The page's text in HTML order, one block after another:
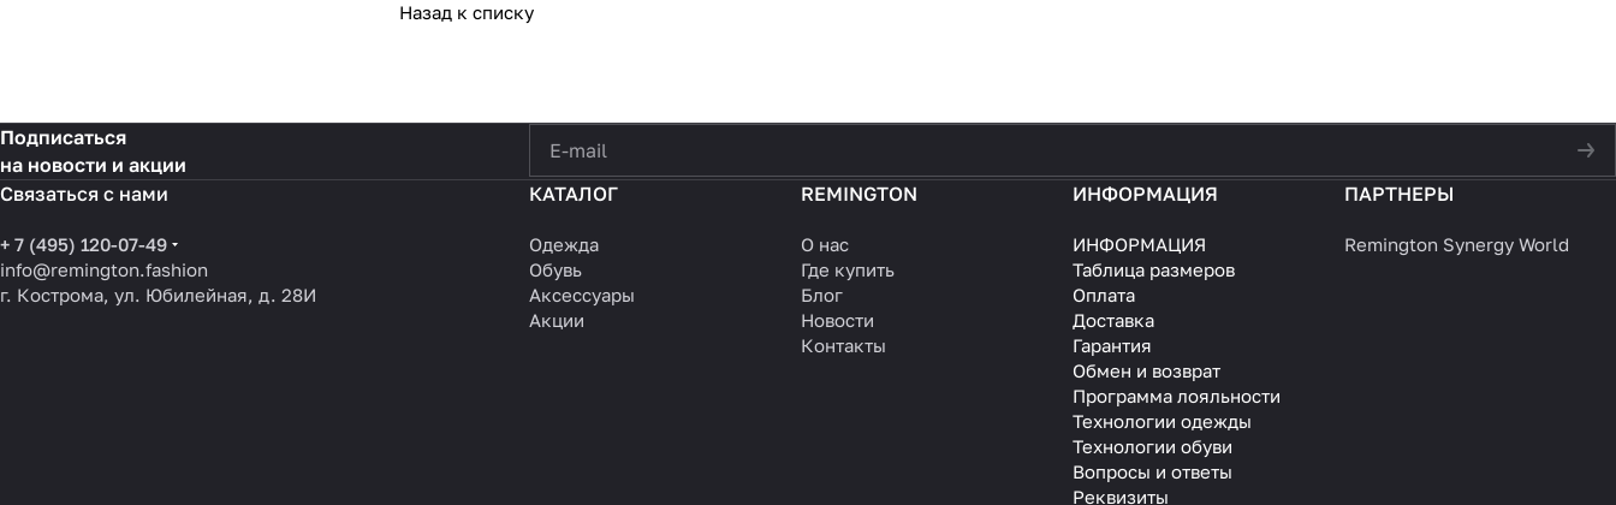
Назад к списку
Подписаться
на новости и акции
Связаться с нами
+ 7 (495) 120-07-49
info@remington.fashion
г. Кострома, ул. Юбилейная, д. 28И
КАТАЛОГ
Одежда
Обувь
Аксессуары
Акции
REMINGTON
О нас
Где купить
Блог
Новости
Контакты
ИНФОРМАЦИЯ
ИНФОРМАЦИЯ
Таблица размеров
Оплата
Доставка
Гарантия
Обмен и возврат
Программа лояльности
Технологии одежды
Технологии обуви
Вопросы и ответы
Реквизиты
ПАРТНЕРЫ
Remington Synergy World